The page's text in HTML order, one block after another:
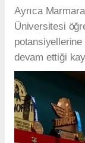
Ayrıca
Üniversitesi
devam ettiği